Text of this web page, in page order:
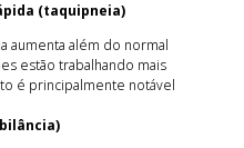
(taquipneia)
aumenta além do normal
estão trabalhando mais
é principalmente notável